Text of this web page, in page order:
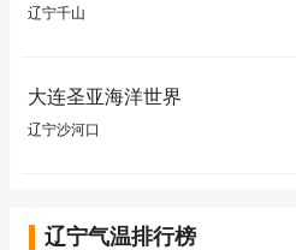
辽宁千山
大连圣亚海洋世界
辽宁沙河口
辽宁气温排行榜